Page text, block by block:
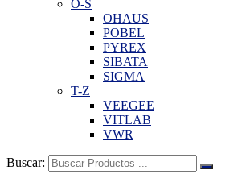
O-S
OHAUS
POBEL
PYREX
SIBATA
SIGMA
T-Z
VEEGEE
VITLAB
VWR
Buscar: